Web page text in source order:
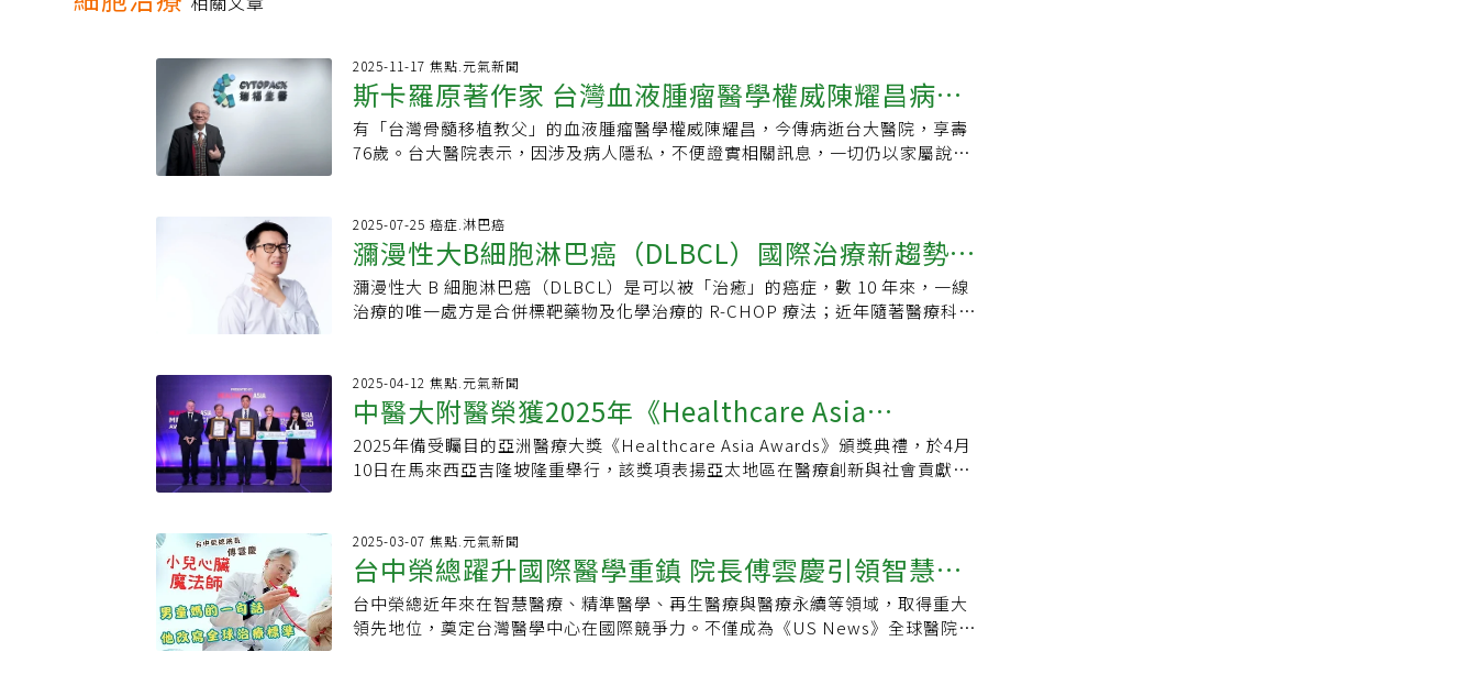
2025-11-17 焦點.元氣新聞
斯卡羅原著作家 台灣血液腫瘤醫學權威陳耀昌病逝
台大！石崇良泛淚：這是很惋惜的事
有「台灣骨髓移植教父」的血液腫瘤醫學權威陳耀昌，今傳病逝台大醫院，享壽
76歲。台大醫院表示，因涉及病人隱私，不便證實相關訊息，一切仍以家屬說法
的「羅妹號事件」搬上螢幕，其著作《傀儡花》改編的電視劇《斯卡羅》於第57
屆金鐘獎入圍13項大獎，並獲得「戲劇節目獎」等4項大獎。陳耀昌的專長是血液
學及骨髓移植和幹細胞研究，所以得知陳家第一位「查某祖」是荷蘭人，也是鄭
成功的部將陳澤的夫人後，開啟了文學創作，從自家的歷史開始追溯台灣史，在
花甲之年書寫了《福爾摩沙三族記》，自許要追尋「台灣史的血脈」，寫小說為
在胎盤幹細胞研究取得成果，註冊4項張專利，並得到國家生技醫療產業策進會的
國家新創獎。另外，陳耀昌於2004年擔任台大法醫學研究所創所所長，2005年推
動「法醫師法」三讀通過。除了醫學、文學貢獻，亦曾投入政治界，1996年至
2003年擔任民進黨不分區國大代表、行政院顧問，2006年參與倒扁活動並退出民
昌，今傳病逝台大醫院，享壽76歲。衛福部長石崇良泛淚的說，「這是很可惜的
事情，我們（衛福部）沒辦法再諮詢他了」。記者沈能元／攝影台灣骨髓移植教
父、血液腫瘤醫學權威陳耀昌，今傳病逝台大醫院，享壽76歲。衛福部長石崇良
泛淚的說，「這是很可惜的事情，我們（衛福部）沒辦法再諮詢他了」。記者沈
能元／攝影台灣骨髓移植教父、血液腫瘤醫學權威陳耀昌，今傳病逝台大醫院，
2025-07-25 癌症.淋巴癌
瀰漫性大B細胞淋巴癌（DLBCL）國際治療新趨勢
新一代抗體藥物複合體助治癒！
瀰漫性大 B 細胞淋巴癌（DLBCL）是可以被「治癒」的癌症，數 10 年來，一線
治療的唯一處方是合併標靶藥物及化學治療的 R-CHOP 療法；近年隨著醫療科技
內相對少見卻特別的癌症。馬偕紀念醫院血液暨腫瘤科醫師宋孟達表示，全球惡
性淋巴瘤病人有逐年上升的趨勢，近年來，在台灣已成為前 10 大癌症，每年超過
3,000 名新診斷病例。淋巴癌分為何杰金氏淋巴癌和非何杰金氏淋巴癌兩大類，
「瀰漫性大 B 細胞」是非何杰金氏淋巴癌的一種亞型，具高惡性、侵襲性、病程
發展快的特性。在台灣每兩個淋巴癌病人，就有一個是瀰漫性大 B 細胞淋巴癌。
子、腋下或腹股溝淋巴結腫大，到醫院求診後確診。不同於其他癌症，淋巴癌有
一個有趣的現象——低度惡性的淋巴癌難根治，高惡性度反而可以治癒。因此若確
診瀰漫性大 B 細胞，也別感到絕望，應積極配合治療。新一代抗體藥物複合體提
升治癒率 生活品質更佳宋孟達說明，過去治療瀰漫性大 B 細胞淋巴癌，不論分
2025-04-12 焦點.元氣新聞
中醫大附醫榮獲2025年《Healthcare Asia
Awards》雙料大獎 勇奪「年度醫院」與「年度
2025年備受矚目的亞洲醫療大獎《Healthcare Asia Awards》頒獎典禮，於4月
10日在馬來西亞吉隆坡隆重舉行，該獎項表揚亞太地區在醫療創新與社會貢獻方
台灣醫界的耀眼標竿。同時，院長周德陽獲選為「CEO of the Year年度最佳執行
長」，成為本屆唯一獲此殊榮的醫療專業領袖人物，展現其卓越醫療管理與創新
成就，雙料獲獎實至名歸。智慧醫療X創新生醫 引領優質永續醫療新未來周德陽
院長表示，此次榮獲「Hospital of the Year年度最佳醫院」殊榮，充分肯定中醫
大附醫在智慧醫療、創新生醫與永續發展方面的深耕成果。周德陽院長指出，中
2025-03-07 焦點.元氣新聞
台中榮總躍升國際醫學重鎮 院長傅雲慶引領智慧、
精準、再生與永續醫療
台中榮總近年來在智慧醫療、精準醫學、再生醫療與醫療永續等領域，取得重大
領先地位，奠定台灣醫學中心在國際競爭力。不僅成為《US News》全球醫院排